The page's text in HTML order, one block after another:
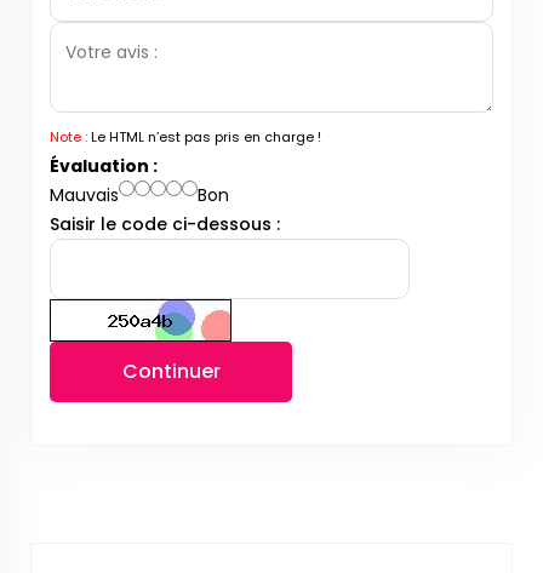
Note :Le HTML n’est pas pris en charge !
Évaluation :
Mauvais
Bon
Saisir le code ci-dessous :
Continuer